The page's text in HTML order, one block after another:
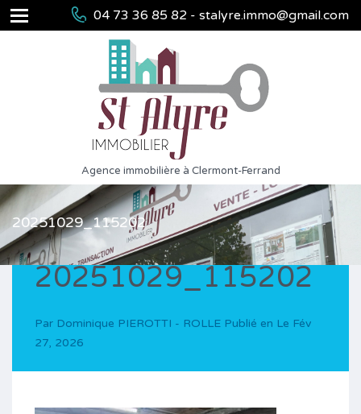
04 73 36 85 82 - stalyre.immo@gmail.com
Agence immobilière à Clermont-Ferrand
20251029_115202
20251029_115202
Par Dominique PIEROTTI - ROLLE Publié en Le Fév
27, 2026